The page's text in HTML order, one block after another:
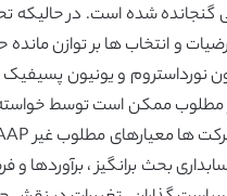
گنجانده شده است. در حالیکه
حسابداری ، فرضیات و انتخاب ها بر
نورداستروم و یونیون
مطلوب ممکن است توسط
لمن) انتخاب های حسابداری بحث برانگیز ،